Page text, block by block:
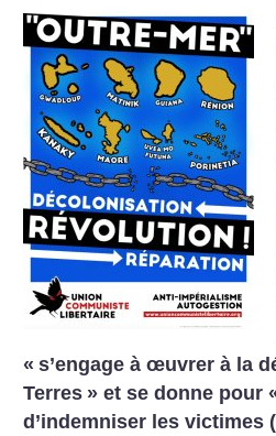
« s’engage à œuvrer à la
Terres » et se donne pour
d’indemniser les victimes